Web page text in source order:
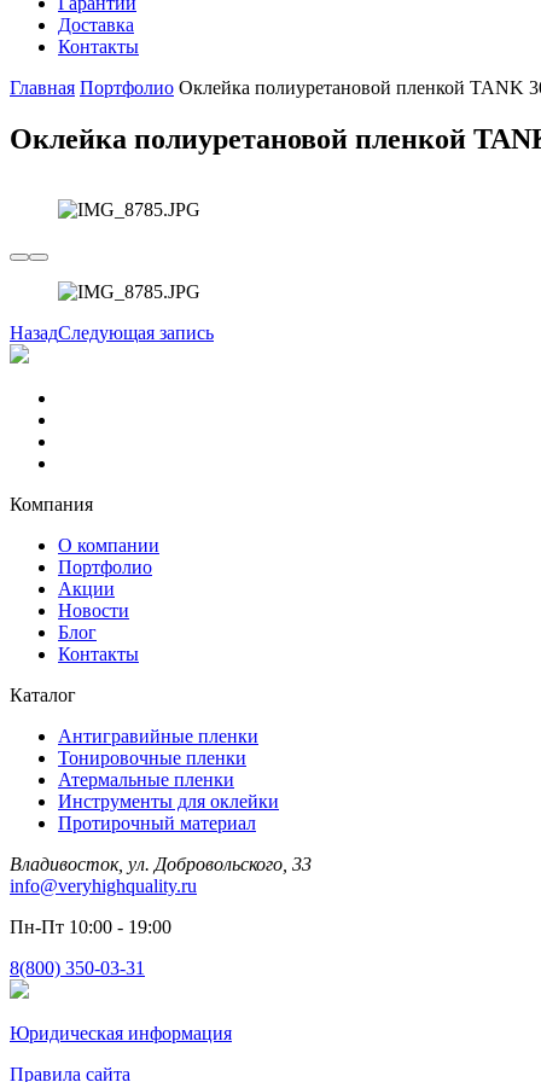
Доставка
Контакты
Главная Портфолио Оклейка полиуретановой пленкой TANK
Оклейка полиуретановой пленкой
НазадСледующая запись
Компания
О компании
Портфолио
Акции
Новости
Блог
Контакты
Каталог
Антигравийные пленки
Тонировочные пленки
Атермальные пленки
Инструменты для оклейки
Протирочный материал
Владивосток, ул. Добровольского, 33
info@veryhighquality.ru
Пн-Пт 10:00 - 19:00
8(800) 350-03-31
Юридическая информация
Правила сайта